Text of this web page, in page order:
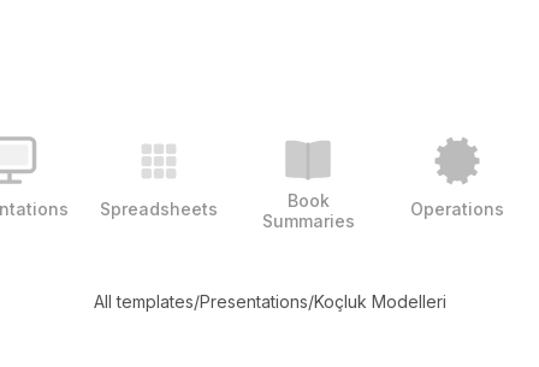
Spreadsheets
Book
Summaries
Operations
All templates/Presentations/Koçluk Modelleri